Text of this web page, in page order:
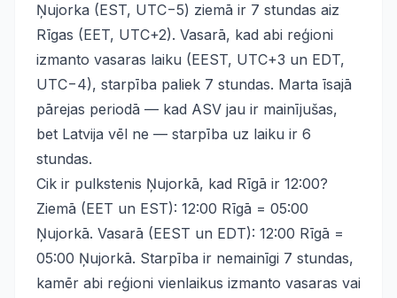
Ņujorka (EST, UTC−5) ziemā ir 7 stundas aiz
Rīgas (EET, UTC+2). Vasarā, kad abi reģioni
izmanto vasaras laiku (EEST, UTC+3 un EDT,
UTC−4), starpība paliek 7 stundas. Marta īsajā
pārejas periodā — kad ASV jau ir mainījušas,
bet Latvija vēl ne — starpība uz laiku ir 6
stundas.
Cik ir pulkstenis Ņujorkā, kad Rīgā ir 12:00?
Ziemā (EET un EST): 12:00 Rīgā = 05:00
Ņujorkā. Vasarā (EEST un EDT): 12:00 Rīgā =
05:00 Ņujorkā. Starpība ir nemainīgi 7 stundas,
kamēr abi reģioni vienlaikus izmanto vasaras vai